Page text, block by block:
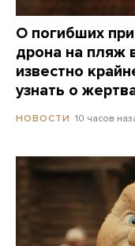
О погибших
дрона на пляж
известно
узнать о
НОВОСТИ 10 часов